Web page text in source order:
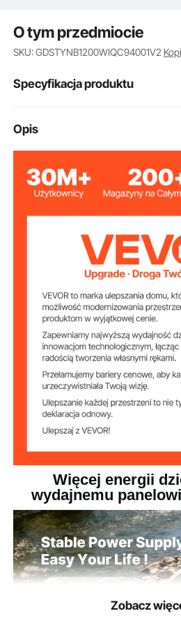
O tym przedmiocie
SKU: GDSTYNB1200WIQC94001V2
Specyfikacja produktu
Numer modelu
artykułu
Moc modułu
słonecznego
200 W *
Stopień ochrony IP65
≥23%
Zakres
temperatury
roboczej
-4 °F do
°C
Waga netto 17,2 funta
Wymiary produktu
52,8 x
760 x 35
Opis
Więcej energii
wydajnemu
Zobacz